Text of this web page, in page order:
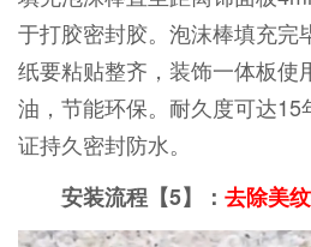
于打胶密封胶。泡沫棒填充完
纸要粘贴整齐，装饰一体板使
油，节能环保。耐久度可达
证持久密封防水。
安装流程【5】： 去除美